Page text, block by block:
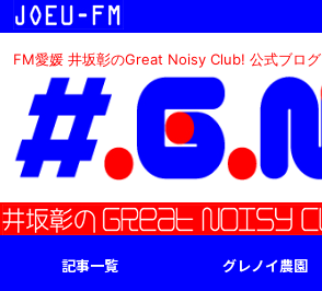
FM愛媛 井坂彰のGreat Noisy Club! 公式ブログ
記事一覧 グレノイ農園